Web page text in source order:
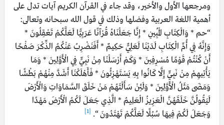
ومرجعها الأول والأخير، وقد جاء في القرآن الكريم آيات تدل على
أهمية اللغة العربية وفضلها وذلك في قول الله سبحانه وتعالى:
“حم * وَالْكِتَابِ الْمُبِينِ * إِنَّا جَعَلْنَاهُ قُرْآنًا عَرَبِيًّا لَعَلَّكُمْ تَعْقِلُونَ *
وَإِنَّهُ فِي أُمِّ الْكِتَابِ لَدَيْنَا لَعَلِيٌّ حَكِيمٌ * أَفَنَضْرِبُ عَنْكُمُ الذِّكْرَ صَفْحًا
أَنْ كُنْتُمْ قَوْمًا مُسْرِفِينَ * وَكَمْ أَرْسَلْنَا مِنْ نَبِيٍّ فِي الْأَوَّلِينَ * وَمَا
يَأْتِيهِمْ مِنْ نَبِيٍّ إِلَّا كَانُوا بِهِ يَسْتَهْزِئُونَ * فَأَهْلَكْنَا أَشَدَّ مِنْهُمْ بَطْشًا
وَمَضَى مَثَلُ الْأَوَّلِينَ * وَلَئِنْ سَأَلْتَهُمْ مَنْ خَلَقَ السَّمَاوَاتِ وَالْأَرْضَ
لَيَقُولُنَّ خَلَقَهُنَّ الْعَزِيزُ الْعَلِيمُ * الَّذِي جَعَلَ لَكُمُ الْأَرْضَ مَهْدًا
وَجَعَلَ لَكُمْ فِيهَا سُبُلًا لَعَلَّكُمْ تَهْتَدُونَ “. [1]